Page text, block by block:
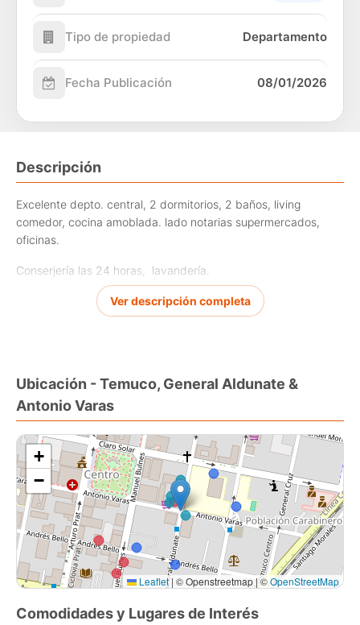
Tipo de propiedad Departamento
Fecha Publicación 08/01/2026
Descripción
Excelente depto. central, 2 dormitorios, 2 baños, living
comedor, cocina amoblada. lado notarias supermercados,
oficinas.
Conserjería las 24 horas, lavandería.
Incluye estacionamiento.Ver descripción completa
Ubicación - Temuco, General Aldunate &
Antonio Varas
+
−
Leaflet | © Openstreetmap | ©OpenStreetMap
Comodidades y Lugares de Interés